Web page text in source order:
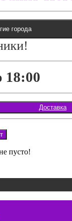
города
18:00
Доставка
пусто!